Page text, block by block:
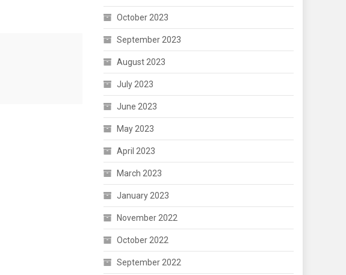
October 2023
September 2023
August 2023
July 2023
June 2023
May 2023
April 2023
March 2023
January 2023
November 2022
October 2022
September 2022